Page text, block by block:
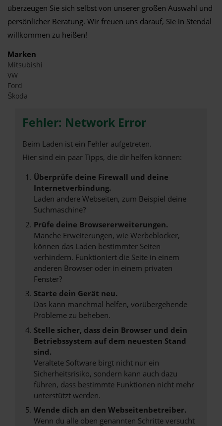
überzeugen Sie sich selbst von unserer großen Auswahl und
persönlicher Beratung. Wir freuen uns darauf, Sie in Stendal
willkommen zu heißen!
Marken
Mitsubishi
VW
Ford
Škoda
Fehler: Network Error
Beim Laden ist ein Fehler aufgetreten.
Hier sind ein paar Tipps, die dir helfen können:
Überprüfe deine Firewall und deine
Internetverbindung.
Laden andere Webseiten, zum Beispiel deine
Suchmaschine?
Prüfe deine Browsererweiterungen.
Manche Erweiterungen, wie Werbeblocker,
können das Laden bestimmter Seiten
verhindern. Funktioniert die Seite in einem
anderen Browser oder in einem privaten
Fenster?
Starte dein Gerät neu.
Das kann manchmal helfen, vorübergehende
Probleme zu beheben.
Stelle sicher, dass dein Browser und dein
Betriebssystem auf dem neuesten Stand
sind.
Veraltete Software birgt nicht nur ein
Sicherheitsrisiko, sondern kann auch dazu
führen, dass bestimmte Funktionen nicht mehr
unterstützt werden.
Wende dich an den Webseitenbetreiber.
Wenn du alle oben genannten Schritte versucht